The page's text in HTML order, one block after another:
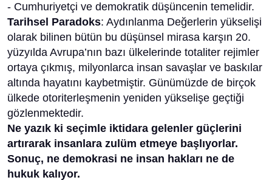
- Cumhuriyetçi ve demokratik düşüncenin temelidir.
Tarihsel Paradoks: Aydınlanma Değerlerin yükselişi
olarak bilinen bütün bu düşünsel mirasa karşın 20.
yüzyılda Avrupa’nın bazı ülkelerinde totaliter rejimler
ortaya çıkmış, milyonlarca insan savaşlar ve baskılar
altında hayatını kaybetmiştir. Günümüzde de birçok
ülkede otoriterleşmenin yeniden yükselişe geçtiği
gözlenmektedir.
Ne yazık ki seçimle iktidara gelenler güçlerini
artırarak insanlara zulüm etmeye başlıyorlar.
Sonuç, ne demokrasi ne insan hakları ne de
hukuk kalıyor.